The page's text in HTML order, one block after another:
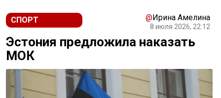
СПОРТ @Ирина Амелина
8 июля 2026, 22:12
Эстония предложила наказать
МОК